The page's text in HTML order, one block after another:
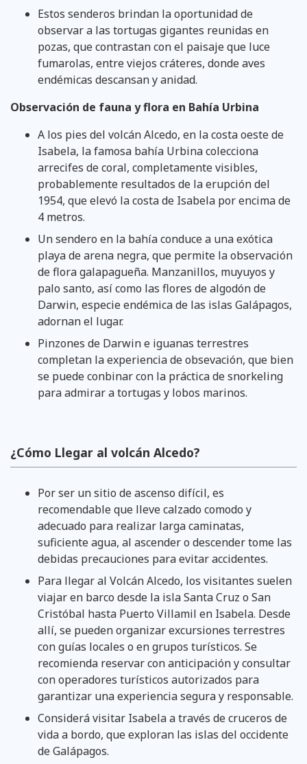
Estos senderos brindan la oportunidad de
observar a las tortugas gigantes reunidas en
pozas, que contrastan con el paisaje que luce
fumarolas, entre viejos cráteres, donde aves
endémicas descansan y anidad.
Observación de fauna y flora en Bahía Urbina
A los pies del volcán Alcedo, en la costa oeste de
Isabela, la famosa bahía Urbina colecciona
arrecifes de coral, completamente visibles,
probablemente resultados de la erupción del
1954, que elevó la costa de Isabela por encima de
4 metros.
Un sendero en la bahía conduce a una exótica
playa de arena negra, que permite la observación
de flora galapagueña. Manzanillos, muyuyos y
palo santo, así como las flores de algodón de
Darwin, especie endémica de las islas Galápagos,
adornan el lugar.
Pinzones de Darwin e iguanas terrestres
completan la experiencia de obsevación, que bien
se puede conbinar con la práctica de snorkeling
para admirar a tortugas y lobos marinos.
¿Cómo Llegar al volcán Alcedo?
Por ser un sitio de ascenso difícil, es
recomendable que lleve calzado comodo y
adecuado para realizar larga caminatas,
suficiente agua, al ascender o descender tome las
debidas precauciones para evitar accidentes.
Para llegar al Volcán Alcedo, los visitantes suelen
viajar en barco desde la isla Santa Cruz o San
Cristóbal hasta Puerto Villamil en Isabela. Desde
allí, se pueden organizar excursiones terrestres
con guías locales o en grupos turísticos. Se
recomienda reservar con anticipación y consultar
con operadores turísticos autorizados para
garantizar una experiencia segura y responsable.
Considerá visitar Isabela a través de cruceros de
vida a bordo, que exploran las islas del occidente
de Galápagos.